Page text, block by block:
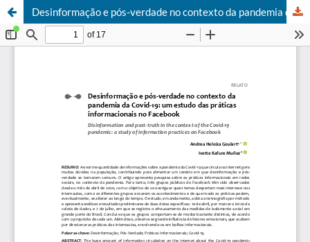
Desinformação e pós-verdade no contexto da pandemia da Covid-19: um estudo das práticas informacionais no Facebook